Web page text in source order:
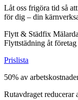
Låt oss frigöra tid så
för dig – din
Flytt & Städfix
Flyttstädning åt
Prislista
50% av
Rutavdraget reducerar